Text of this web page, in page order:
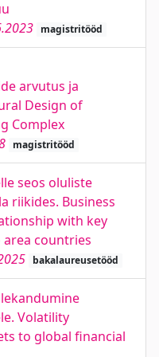
magistritööd
arvutus ja
Design of
Complex
magistritööd
seos oluliste
riikides. Business
with key
countries
bakalaureusetööd
Volatility
to global financial